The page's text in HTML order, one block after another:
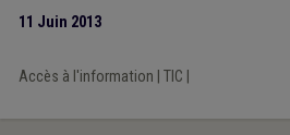
11 Juin 2013
Accès à l'information TIC